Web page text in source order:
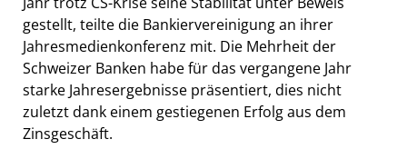
gestellt, teilte die Bankiervereinigung an ihrer
Jahresmedienkonferenz mit. Die Mehrheit der
Schweizer Banken habe für das vergangene Jahr
starke Jahresergebnisse präsentiert, dies nicht
zuletzt dank einem gestiegenen Erfolg aus dem
Zinsgeschäft.